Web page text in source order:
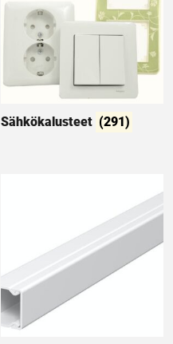
Sähkökalusteet (291)